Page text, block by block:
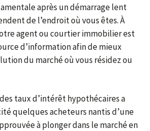
après un démarrage lent
de l’endroit où vous êtes. À
agent ou courtier immobilier est
d’information afin de mieux
du marché où vous résidez ou
taux d’intérêt hypothécaires a
quelques acheteurs nantis d’une
à plonger dans le marché en